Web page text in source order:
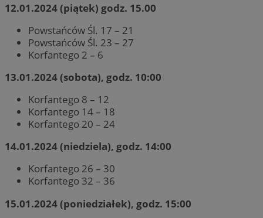
12.01.2024 (piątek) godz. 15.00
Powstańców Śl. 17 – 21
Powstańców Śl. 23 – 27
Korfantego 2 – 6
13.01.2024 (sobota), godz. 10:00
Korfantego 8 – 12
Korfantego 14 – 18
Korfantego 20 – 24
14.01.2024 (niedziela), godz. 14:00
Korfantego 26 – 30
Korfantego 32 – 36
15.01.2024 (poniedziałek), godz. 15:00